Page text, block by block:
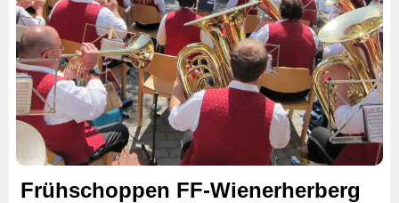
Frühschoppen FF-Wienerherberg